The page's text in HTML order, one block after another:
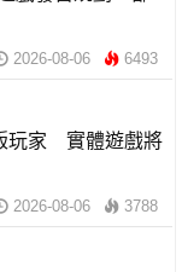
2026-08-06 6493
玩家 實體遊戲將
2026-08-06 3788